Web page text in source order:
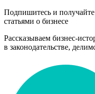
Подпишитесь и
статьями о бизнесе
Рассказываем бизнес-
в законодательстве,